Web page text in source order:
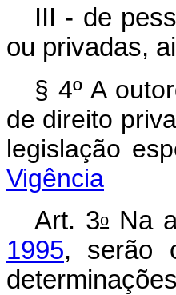
III - de
ou privadas,
§ 4º A
de direito
legislação
Vigência
Art. 3o Na
1995, serão